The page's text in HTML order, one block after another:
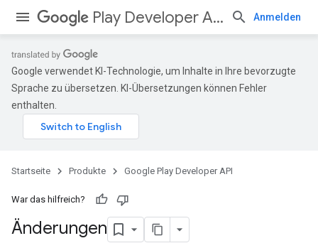
Play Developer API Anmelden
Google verwendet KI-Technologie, um Inhalte in Ihre bevorzugte
Sprache zu übersetzen. KI-Übersetzungen können Fehler
enthalten.
Startseite Produkte Google Play Developer API
War das hilfreich?
Änderungen